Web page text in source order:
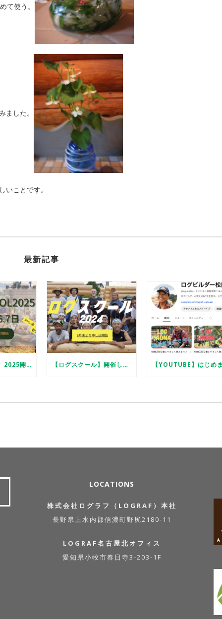
て使う。
した。
ことです。
最新記事
【ログスクール】2025開催します 【ログスクール】開催します
LOCATIONS
株式会社ログラフ（LOGRAF）本社
長野県上水内郡信濃町野尻2180-11
LOGRAF名古屋北オフィス
愛知県小牧市春日寺3-203-1F